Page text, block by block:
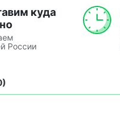
куда
России